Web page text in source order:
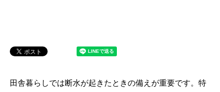
田舎暮らしでは断水が起きたときの備えが重要です。特